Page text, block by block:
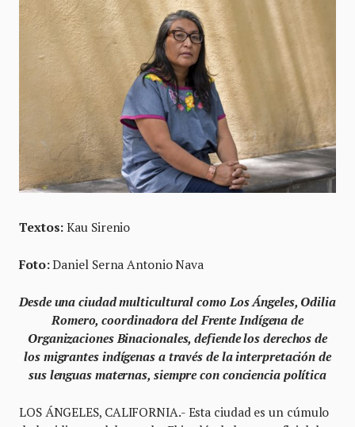
Textos:Kau Sirenio
Foto:Daniel Serna Antonio Nava
Desde una ciudad multicultural como Los Ángeles, Odilia
Romero, coordinadora del Frente Indígena de
Organizaciones Binacionales, defiende los derechos de
los migrantes indígenas a través de la interpretación de
sus lenguas maternas, siempre con conciencia política
LOS ÁNGELES, CALIFORNIA.- Esta ciudad es un cúmulo